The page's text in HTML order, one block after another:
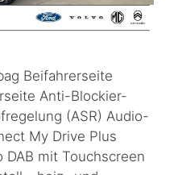
Beifahrerseite
Anti-Blockier-
(ASR) Audio-
My Drive Plus
mit Touchscreen